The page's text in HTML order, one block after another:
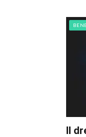
Il